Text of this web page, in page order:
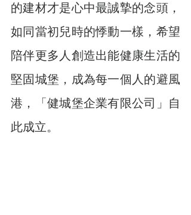
的建材才是心中最誠摯的念頭，
如同當初兒時的悸動一樣，希望
陪伴更多人創造出能健康生活的
堅固城堡，成為每一個人的避風
港，「健城堡企業有限公司」自
此成立。